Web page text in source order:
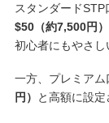
スタンダードSTP
$50（約7,500円）
初心者にもやさし
一方、プレミアム
円）
と高額に設定